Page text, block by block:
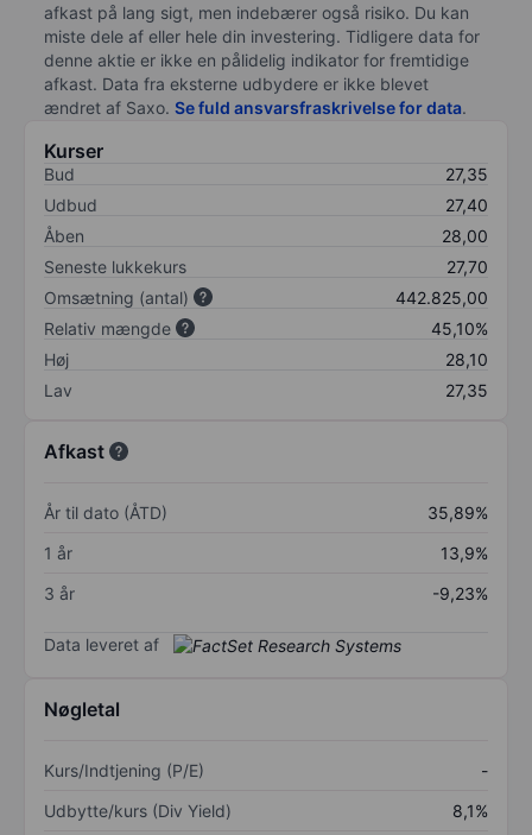
afkast på lang sigt, men indebærer også risiko. Du kan
miste dele af eller hele din investering. Tidligere data for
denne aktie er ikke en pålidelig indikator for fremtidige
afkast. Data fra eksterne udbydere er ikke blevet
ændret af Saxo. Se fuld ansvarsfraskrivelse for data.
Kurser
Bud
27,35
Udbud
27,40
Åben
28,00
Seneste lukkekurs
27,70
Omsætning (antal)
442.825,00
Relativ mængde
45,10%
Høj
28,10
Lav
27,35
Afkast
År til dato (ÅTD)
35,89%
1 år
13,9%
3 år
-9,23%
Data leveret af
Nøgletal
Kurs/Indtjening (P/E)
-
Udbytte/kurs (Div Yield)
8,1%